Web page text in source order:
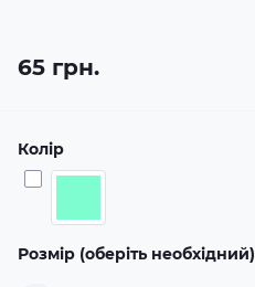
65 грн.
Колір
Розмір (оберіть необхідний)